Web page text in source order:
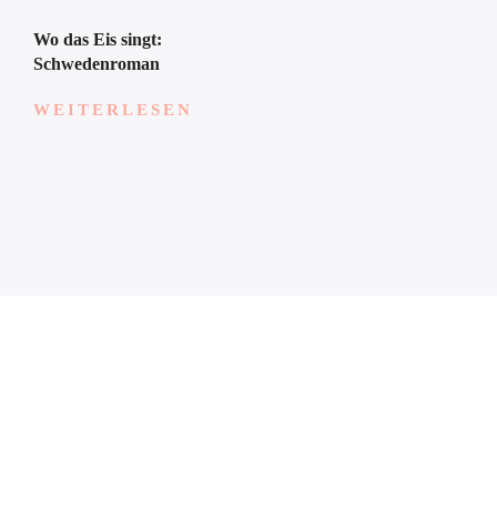
Wo das Eis singt:
Schwedenroman
WEITERLESEN